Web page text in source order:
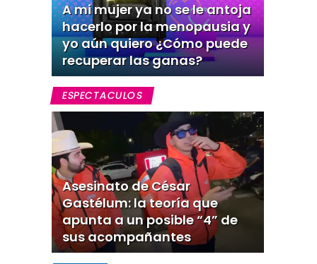
A mi mujer ya no se le antoja
hacerlo por la menopausia y
yo aún quiero ¿Cómo puede
recuperar las ganas?
ESPECTACULOS
Asesinato de César
Gastélum: la teoría que
apunta a un posible “4” de
sus acompañantes